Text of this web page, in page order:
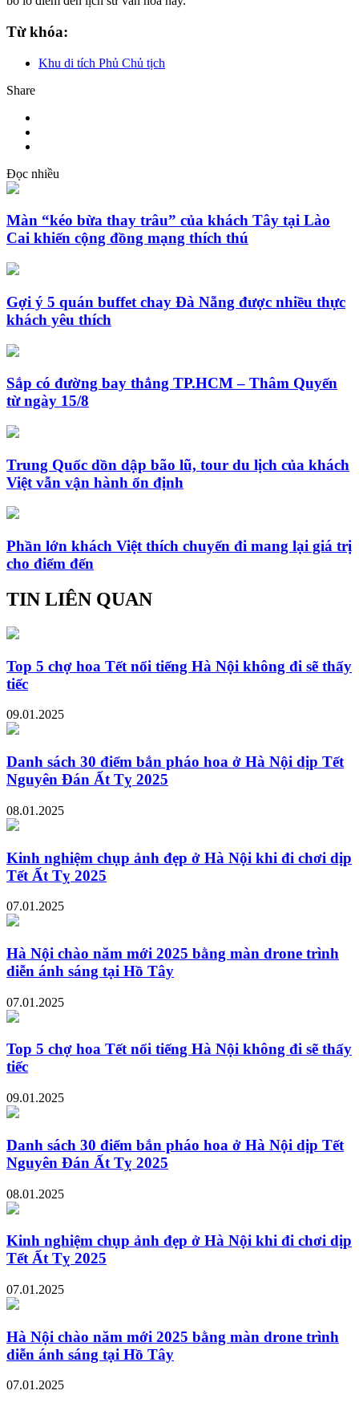
Từ khóa:
Khu di tích Phủ Chủ tịch
Share
Đọc nhiều
Màn “kéo bừa thay trâu” của khách Tây tại Lào
Cai khiến cộng đồng mạng thích thú
Gợi ý 5 quán buffet chay Đà Nẵng được nhiều thực
khách yêu thích
Sắp có đường bay thẳng TP.HCM – Thâm Quyến
từ ngày 15/8
Trung Quốc dồn dập bão lũ, tour du lịch của khách
Việt vẫn vận hành ổn định
Phần lớn khách Việt thích chuyến đi mang lại giá trị
cho điểm đến
TIN LIÊN QUAN
Top 5 chợ hoa Tết nổi tiếng Hà Nội không đi sẽ thấy
tiếc
09.01.2025
Danh sách 30 điểm bắn pháo hoa ở Hà Nội dịp Tết
Nguyên Đán Ất Tỵ 2025
08.01.2025
Kinh nghiệm chụp ảnh đẹp ở Hà Nội khi đi chơi dịp
Tết Ất Tỵ 2025
07.01.2025
Hà Nội chào năm mới 2025 bằng màn drone trình
diễn ánh sáng tại Hồ Tây
07.01.2025
Top 5 chợ hoa Tết nổi tiếng Hà Nội không đi sẽ thấy
tiếc
09.01.2025
Danh sách 30 điểm bắn pháo hoa ở Hà Nội dịp Tết
Nguyên Đán Ất Tỵ 2025
08.01.2025
Kinh nghiệm chụp ảnh đẹp ở Hà Nội khi đi chơi dịp
Tết Ất Tỵ 2025
07.01.2025
Hà Nội chào năm mới 2025 bằng màn drone trình
diễn ánh sáng tại Hồ Tây
07.01.2025